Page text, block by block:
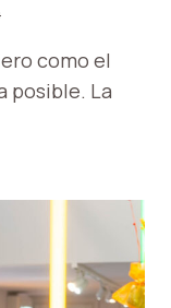
como el
posible. La